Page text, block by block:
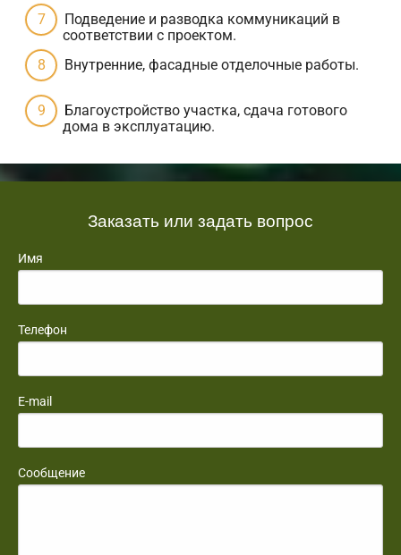
Подведение и разводка коммуникаций в
соответствии с проектом.
Внутренние, фасадные отделочные работы.
Благоустройство участка, сдача готового
дома в эксплуатацию.
Заказать или задать вопрос
Имя
Телефон
E-mail
Сообщение